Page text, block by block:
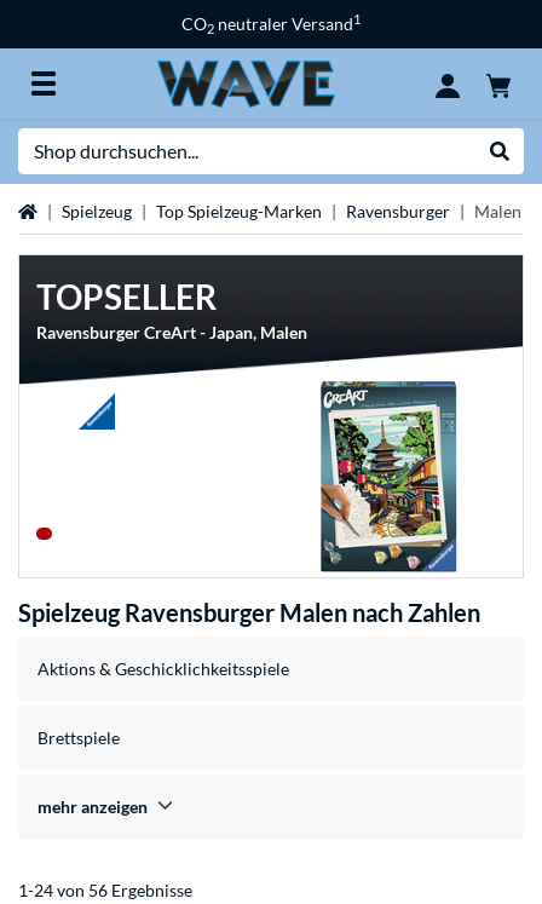
CO2 neutraler Versand1
StartseiteSpielzeug Top Spielzeug-Marken Ravensburger Malen
TOPSELLER
Ravensburger CreArt - Japan, Malen
Spielzeug Ravensburger Malen nach Zahlen
Aktions & Geschicklichkeitsspiele
Brettspiele
mehr anzeigen
1-24 von 56 Ergebnisse